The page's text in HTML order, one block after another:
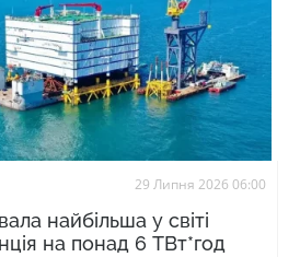
29 Липня 2026 06:00
найбільша у світі
на понад 6 ТВт*год